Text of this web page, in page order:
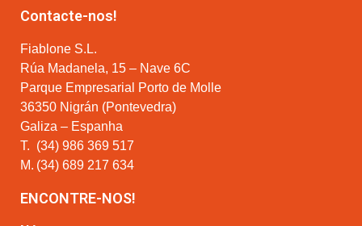
Contacte-nos!
Fiablone S.L.
Rúa Madanela, 15 – Nave 6C
Parque Empresarial Porto de Molle
36350 Nigrán (Pontevedra)
Galiza – Espanha
T. (34) 986 369 517
M. (34) 689 217 634
ENCONTRE-NOS!